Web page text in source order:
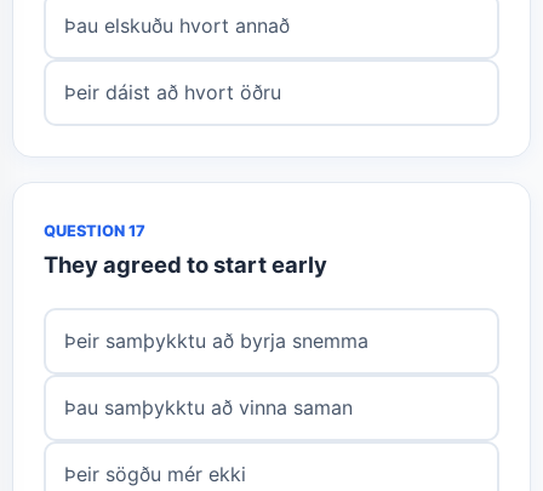
Þau elskuðu hvort annað
Þeir dáist að hvort öðru
QUESTION 17
They agreed to start early
Þeir samþykktu að byrja snemma
Þau samþykktu að vinna saman
Þeir sögðu mér ekki